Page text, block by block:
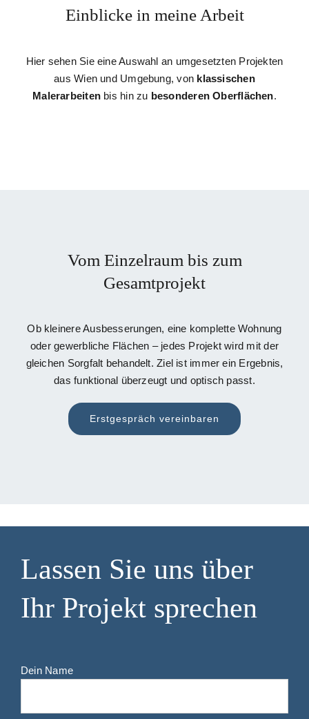
Einblicke in meine Arbeit
Hier sehen Sie eine Auswahl an umgesetzten Projekten
aus Wien und Umgebung, von klassischen
Malerarbeiten bis hin zu besonderen Oberflächen.
Vom Einzelraum bis zum
Gesamtprojekt
Ob kleinere Ausbesserungen, eine komplette Wohnung
oder gewerbliche Flächen – jedes Projekt wird mit der
gleichen Sorgfalt behandelt. Ziel ist immer ein Ergebnis,
das funktional überzeugt und optisch passt.
Erstgespräch vereinbaren
Lassen Sie uns über
Ihr Projekt sprechen
Dein Name